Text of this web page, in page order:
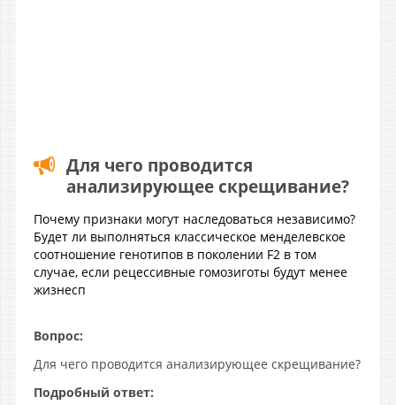
Для чего проводится
анализирующее скрещивание?
Почему признаки могут наследоваться независимо?
Будет ли выполняться классическое менделевское
соотношение генотипов в поколении F2 в том
случае, если рецессивные гомозиготы будут менее
жизнесп
Вопрос:
Для чего проводится анализирующее скрещивание?
Подробный ответ: